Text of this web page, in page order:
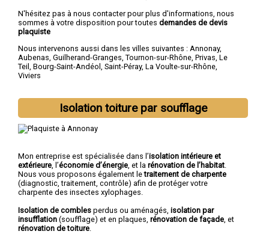
N'hésitez pas à nous contacter pour plus d'informations, nous
sommes à votre disposition pour toutes demandes de devis
plaquiste
Nous intervenons aussi dans les villes suivantes : Annonay,
Aubenas, Guilherand-Granges, Tournon-sur-Rhône, Privas, Le
Teil , Bourg-Saint-Andéol , Saint-Péray, La Voulte-sur-Rhône,
Viviers
Isolation toiture par soufflage
Mon entreprise est spécialisée dans l’isolation intérieure et
extérieure, l’économie d’énergie, et la rénovation de l’habitat.
Nous vous proposons également letraitement de charpente
(diagnostic, traitement, contrôle) afin de protéger votre
charpente des insectes xylophages.
Isolation de combles perdus ou aménagés, isolation par
insufflation (soufflage) et en plaques, rénovation de façade, et
rénovation de toiture.